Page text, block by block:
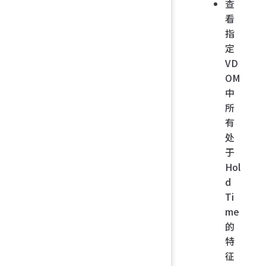
查
看
指
定
VD
OM
中
所
有
处
于
Hol
d
Ti
me
的
特
征